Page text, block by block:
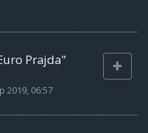
Prajda"
2019, 06:57